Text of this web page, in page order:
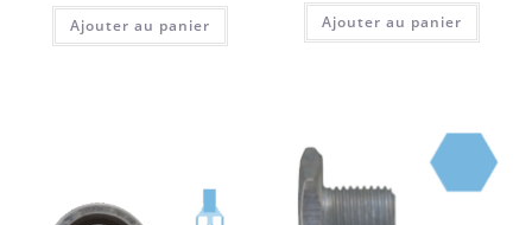
Ajouter au panier Ajouter au panier